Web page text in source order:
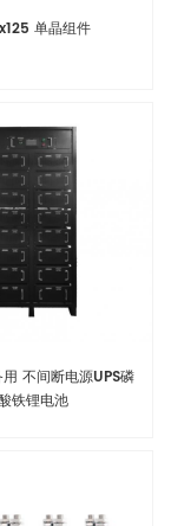
单晶组件
不间断电源UPS磷
铁锂电池